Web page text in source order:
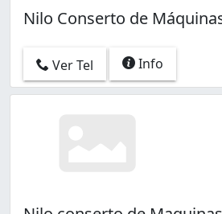
Nilo Conserto de
Ver Tel Info